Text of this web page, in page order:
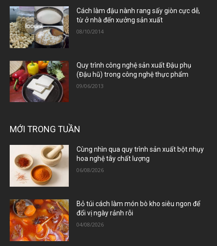
Cách làm đậu nành rang sấy giòn cực dễ,
từ ở nhà đến xưởng sản xuất
08/10/2014
Quy trình công nghệ sản xuất Đậu phụ
(Đậu hũ) trong công nghệ thực phẩm
09/06/2013
MỚI TRONG TUẦN
Cùng nhìn qua quy trình sản xuất bột nhụy
hoa nghệ tây chất lượng
06/08/2026
Bỏ túi cách làm món bò kho siêu ngon để
đổi vị ngày rảnh rỗi
04/08/2026